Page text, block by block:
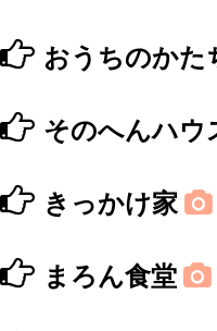
おうちのかた
そのへんハウ
きっかけ家
まろん食堂